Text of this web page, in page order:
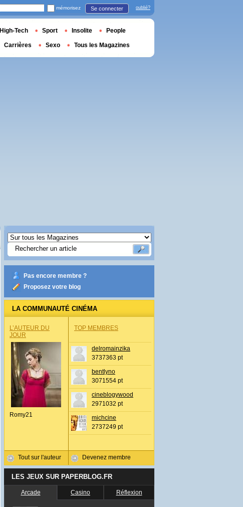
Pas encore membre ?
Proposez votre blog
LA COMMUNAUTÉ CINÉMA
L’AUTEUR DU
JOUR
Romy21
Tout sur l'auteur
TOP MEMBRES
delromainzika
3737363 pt
bentlyno
3071554 pt
cineblogywood
2971032 pt
michcine
2737249 pt
Devenez membre
LES JEUX SUR PAPERBLOG.FR
Arcade Casino Réflexion
mémorisez Se connecter oublié?
High-Tech Sport Insolite People
Carrières Sexo Tous les Magazines